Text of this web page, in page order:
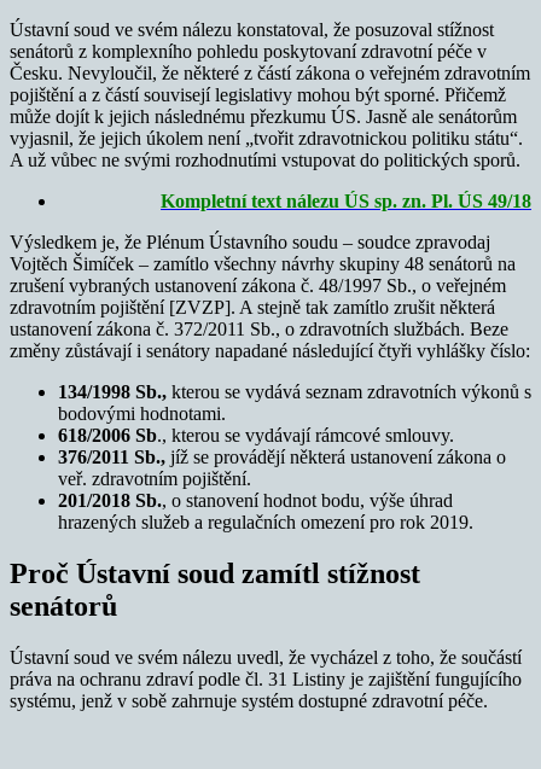
Ústavní soud ve svém nálezu konstatoval, že posuzoval stížnost
senátorů z komplexního pohledu poskytovaní zdravotní péče v
Česku. Nevyloučil, že některé z částí zákona o veřejném zdravotním
pojištění a z částí souvisejí legislativy mohou být sporné. Přičemž
může dojít k jejich následnému přezkumu ÚS. Jasně ale senátorům
vyjasnil, že jejich úkolem není „tvořit zdravotnickou politiku státu“.
A už vůbec ne svými rozhodnutími vstupovat do politických sporů.
Kompletní text nálezu ÚS sp. zn. Pl. ÚS 49/18
Výsledkem je, že Plénum Ústavního soudu – soudce zpravodaj
Vojtěch Šimíček – zamítlo všechny návrhy skupiny 48 senátorů na
zrušení vybraných ustanovení zákona č. 48/1997 Sb., o veřejném
zdravotním pojištění [ZVZP]. A stejně tak zamítlo zrušit některá
ustanovení zákona č. 372/2011 Sb., o zdravotních službách. Beze
změny zůstávají i senátory napadané následující čtyři vyhlášky číslo:
134/1998 Sb., kterou se vydává seznam zdravotních výkonů s
bodovými hodnotami.
618/2006 Sb., kterou se vydávají rámcové smlouvy.
376/2011 Sb., jíž se provádějí některá ustanovení zákona o
veř. zdravotním pojištění.
201/2018 Sb., o stanovení hodnot bodu, výše úhrad
hrazených služeb a regulačních omezení pro rok 2019.
Proč Ústavní soud zamítl stížnost
senátorů
Ústavní soud ve svém nálezu uvedl, že vycházel z toho, že součástí
práva na ochranu zdraví podle čl. 31 Listiny je zajištění fungujícího
systému, jenž v sobě zahrnuje systém dostupné zdravotní péče.